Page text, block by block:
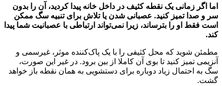
اما اگر زمانی یک نقطه کثیف در داخل خانه پیدا کردید، آن را بدون
سر و صدا تمیز کنید. عصبانی شدن یا تلاش برای تنبیه سگ ممکن
است فقط او را بترساند، زیرا نمی‌تواند ارتباطی با عصبانیت شما پیدا
کند.
مطمئن شوید که محل کثیفی را با یک پاک‌کننده موثر، غیرسمی و
آنزیمی تمیز کنید تا بوی آن کاملا از بین برود. در غیر این صورت،
سگ به احتمال زیاد دوباره برای دستشویی به همان نقطه باز خواهد
گشت.